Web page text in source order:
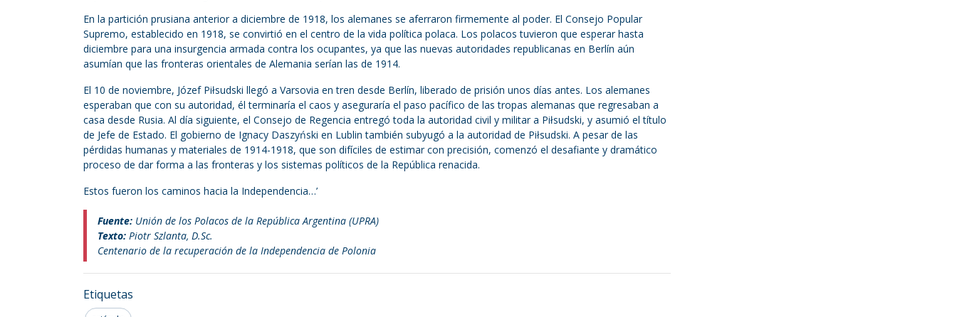
En la partición prusiana anterior a diciembre de 1918, los alemanes se aferraron firmemente al poder. El Consejo Popular
Supremo, establecido en 1918, se convirtió en el centro de la vida política polaca. Los polacos tuvieron que esperar hasta
diciembre para una insurgencia armada contra los ocupantes, ya que las nuevas autoridades republicanas en Berlín aún
asumían que las fronteras orientales de Alemania serían las de 1914.
El 10 de noviembre, Józef Piłsudski llegó a Varsovia en tren desde Berlín, liberado de prisión unos días antes. Los alemanes
esperaban que con su autoridad, él terminaría el caos y aseguraría el paso pacífico de las tropas alemanas que regresaban a
casa desde Rusia. Al día siguiente, el Consejo de Regencia entregó toda la autoridad civil y militar a Piłsudski, y asumió el título
de Jefe de Estado. El gobierno de Ignacy Daszyński en Lublin también subyugó a la autoridad de Piłsudski. A pesar de las
pérdidas humanas y materiales de 1914-1918, que son difíciles de estimar con precisión, comenzó el desafiante y dramático
proceso de dar forma a las fronteras y los sistemas políticos de la República renacida.
Estos fueron los caminos hacia la Independencia…’
Fuente: Unión de los Polacos de la República Argentina (UPRA)
Texto: Piotr Szlanta, D.Sc.
Centenario de la recuperación de la Independencia de Polonia
Etiquetas